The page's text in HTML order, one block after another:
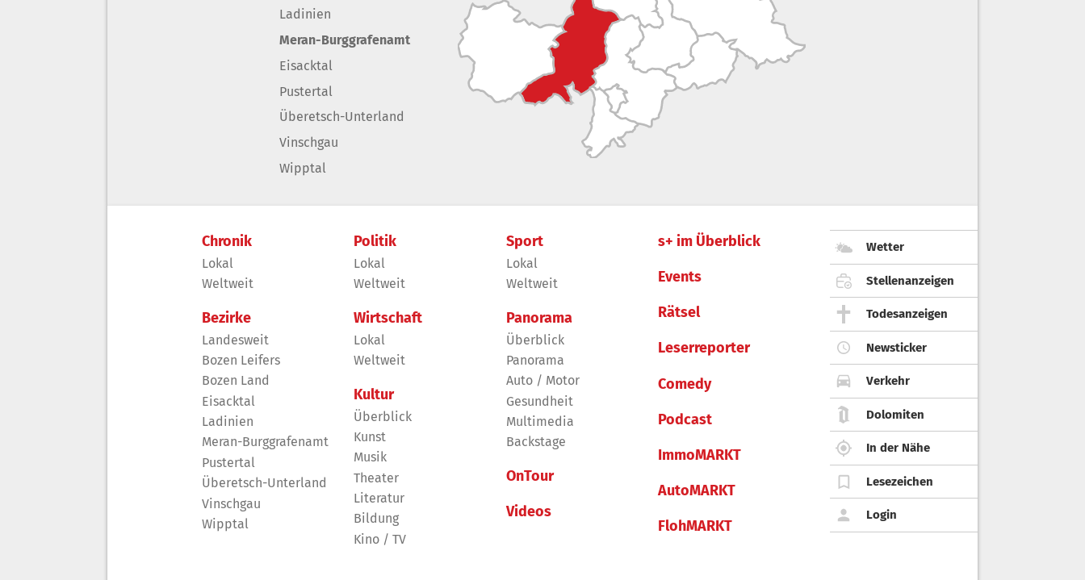
Ladinien
Meran-Burggrafenamt
Eisacktal
Pustertal
Überetsch-Unterland
Vinschgau
Wipptal
Chronik
Lokal
Weltweit
Bezirke
Landesweit
Bozen Leifers
Bozen Land
Eisacktal
Ladinien
Meran-Burggrafenamt
Pustertal
Überetsch-Unterland
Vinschgau
Wipptal
Politik
Lokal
Weltweit
Wirtschaft
Lokal
Weltweit
Kultur
Überblick
Kunst
Musik
Theater
Literatur
Bildung
Kino / TV
Sport
Lokal
Weltweit
Panorama
Überblick
Panorama
Auto / Motor
Gesundheit
Multimedia
Backstage
OnTour
Videos
s+ im Überblick
Events
Rätsel
Leserreporter
Comedy
Podcast
ImmoMARKT
AutoMARKT
FlohMARKT
Wetter
Stellenanzeigen
Todesanzeigen
Newsticker
Verkehr
Dolomiten
In der Nähe
Lesezeichen
Login